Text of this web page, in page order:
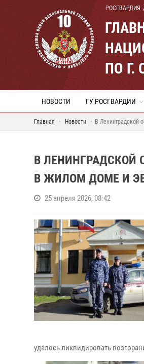
РОСГВАРДИЯ
ПО Г.
НОВОСТИ ГУ РОСГВАРДИИ
Главная Новости В Ленинградской
В ЛЕНИНГРАДСКОЙ
В ЖИЛОМ ДОМЕ И
25 апреля 2026, 08:42
удалось ликвидировать